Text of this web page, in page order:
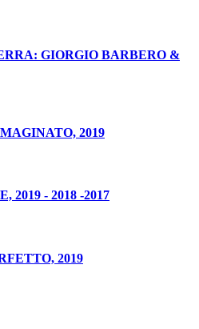
GIORGIO BARBERO &
2019
2019 - 2018 -2017
2019